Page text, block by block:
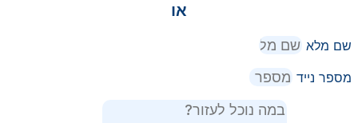
או
שם מלא
מספר נייד